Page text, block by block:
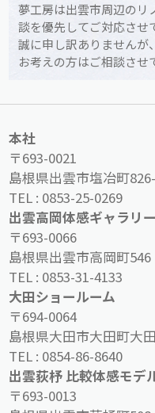
夢工房は出雲市周辺のリ
談を優先してご対応させ
誠に申し訳ありませんが
お考えの方はご相談させ
本社
〒693-0021
島根県出雲市塩冶町
TEL : 0853-25-0269
出雲高岡体感ギャラリー
〒693-0066
島根県出雲市高岡町546
TEL : 0853-31-4133
大田ショールーム
〒694-0064
島根県大田市大田町大
TEL : 0854-86-8640
出雲荻杼 比較体感モデ
〒693-0013